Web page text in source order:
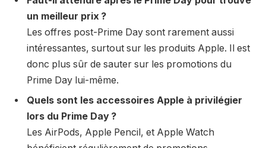
un meilleur prix ?
Les offres post-Prime Day sont rarement aussi
intéressantes, surtout sur les produits Apple. Il est
donc plus sûr de sauter sur les promotions du
Prime Day lui-même.
Quels sont les accessoires Apple à privilégier
lors du Prime Day ?
Les AirPods, Apple Pencil, et Apple Watch